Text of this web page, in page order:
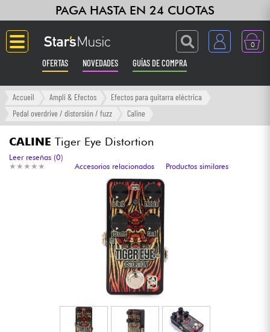
PAGA HASTA EN 24 CUOTAS
0
OFERTAS NOVEDADES GUÍAS DE COMPRA
Langue
Ampli & Efectos
Sintetizadores & samplers
Accueil Ampli & Efectos
Efectos para guitarra eléctrica
Pedal overdrive / distorsión / fuzz
Caline
CALINE Tiger Eye Distortion
★ ★ ★ ★ ★
★ ★ ★ ★ ★
Leer reseñas (0)
Accesorios relacionados
Productos similares